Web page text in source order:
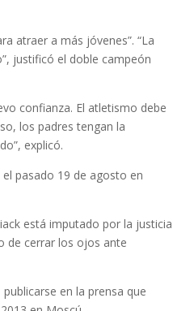
atraer a más jóvenes”. “La
justificó el doble campeón
confianza. El atletismo debe
los padres tengan la
explicó.
pasado 19 de agosto en
está imputado por la justicia
de cerrar los ojos ante
en la prensa que